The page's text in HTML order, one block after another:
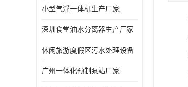
小型气浮一体机生产厂家
深圳食堂油水分离器生产厂家
休闲旅游度假区污水处理设备
广州一体化预制泵站厂家